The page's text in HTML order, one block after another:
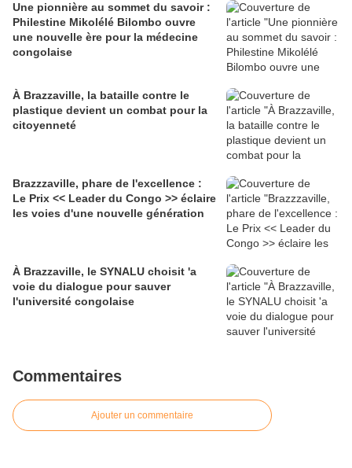
Une pionnière au sommet du savoir :
Philestine Mikolélé Bilombo ouvre
une nouvelle ère pour la médecine
congolaise
À Brazzaville, la bataille contre le
plastique devient un combat pour la
citoyenneté
Brazzzaville, phare de l'excellence :
Le Prix << Leader du Congo >> éclaire
les voies d'une nouvelle génération
À Brazzaville, le SYNALU choisit 'a
voie du dialogue pour sauver
l'université congolaise
Commentaires
Ajouter un commentaire